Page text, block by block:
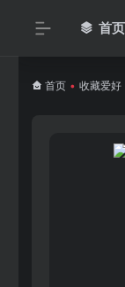
首页
首页 • 收藏爱好